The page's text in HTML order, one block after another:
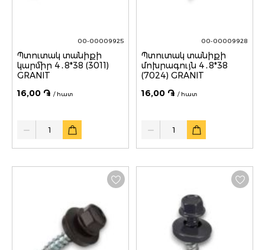
00-00009925
Պտուտակ տանիքի
կարմիր 4․8*38 (3011)
GRANIT
16,00 ֏ / հատ
Quantity
00-00009928
Պտուտակ տանիքի
մոխրագույն 4․8*38
(7024) GRANIT
16,00 ֏ / հատ
Quantity